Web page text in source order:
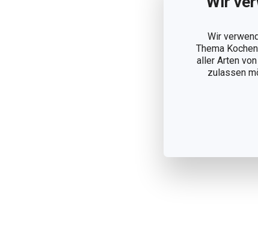
Wir
Thema
aller Arten
zulassen